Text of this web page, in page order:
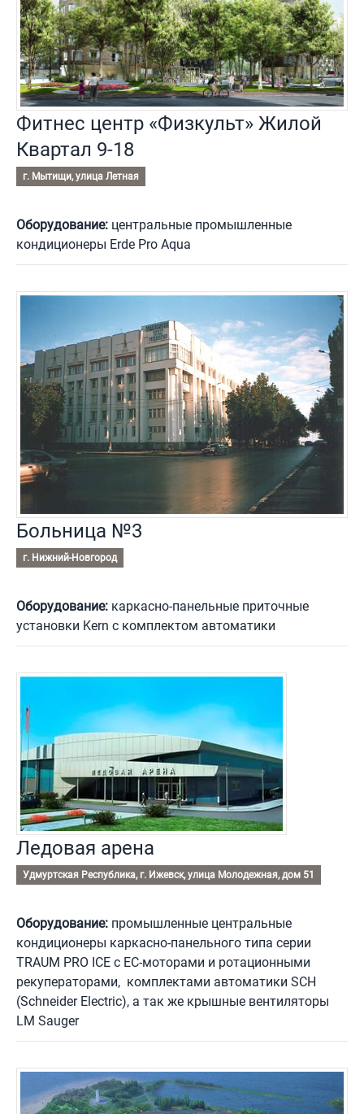
Фитнес центр «Физкульт» Жилой
Квартал 9-18
г. Мытищи, улица Летная
Оборудование: центральные промышленные
кондиционеры Erde Pro Aqua
Больница №3
г. Нижний-Новгород
Оборудование: каркасно-панельные приточные
установки Kern с комплектом автоматики
Ледовая арена
Удмуртская Республика, г. Ижевск, улица Молодежная, дом 51
Оборудование: промышленные центральные
кондиционеры каркасно-панельного типа серии
TRAUM PRO ICE c EC-моторами и ротационными
рекуператорами, комплектами автоматики SCH
(Schneider Electric), а так же крышные вентиляторы
LM Sauger